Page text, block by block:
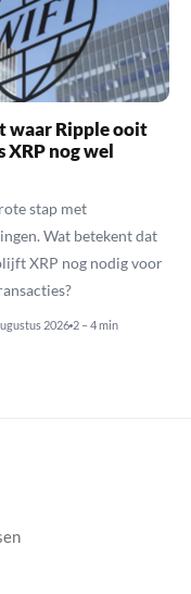
waar Ripple ooit
XRP nog wel
stap met
Wat betekent dat
XRP nog nodig voor
2026 2 – 4 min